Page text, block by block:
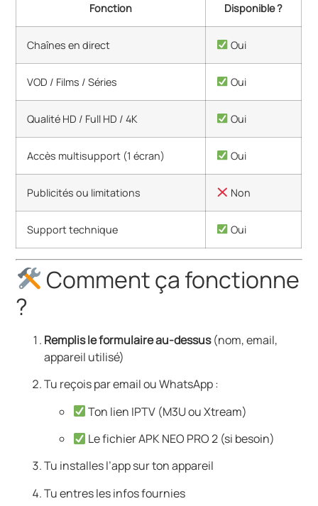
Fonction Disponible ?
Chaînes en direct Oui
VOD / Films / Séries Oui
Qualité HD / Full HD / 4K Oui
Accès multisupport (1 écran) Oui
Publicités ou limitations Non
Support technique Oui
Comment ça fonctionne
?
Remplis le formulaire au-dessus(nom, email,
appareil utilisé)
Tu reçois par email ou WhatsApp :
Ton lien IPTV (M3U ou Xtream)
Le fichier APK NEO PRO 2 (si besoin)
Tu installes l’app sur ton appareil
Tu entres les infos fournies